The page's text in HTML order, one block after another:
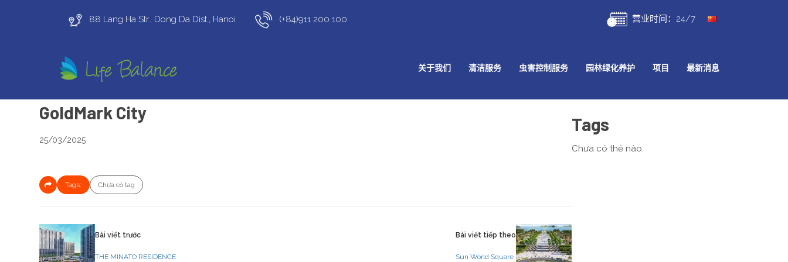
88 Lang Ha Str., Dong Da Dist., Hanoi (+84)911 200 100 营业时间：24/7
关于我们 清洁服务 虫害控制服务 园林绿化养护 项目 最新消息
GoldMark City
25/03/2025
Tags: Chưa có tag
Bài viết trước
THE MINATO RESIDENCE
Bài viết tiếp theo
Sun World Square
Tags
Chưa có thẻ nào.